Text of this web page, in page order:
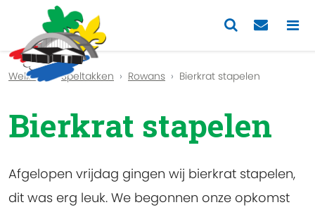
Previous
Welkom Speltakken Rowans Bierkrat stapelen
Bierkrat stapelen
Afgelopen vrijdag gingen wij bierkrat stapelen,
dit was erg leuk. We begonnen onze opkomst